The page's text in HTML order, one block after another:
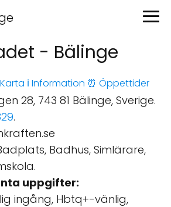
- Bälinge
ℹ️ Information ⏰ Öppettider
28, 743 81 Bälinge, Sverige.
.
Badhus, Simlärare,
uppgifter:
ingång, Hbtq+-vänlig,